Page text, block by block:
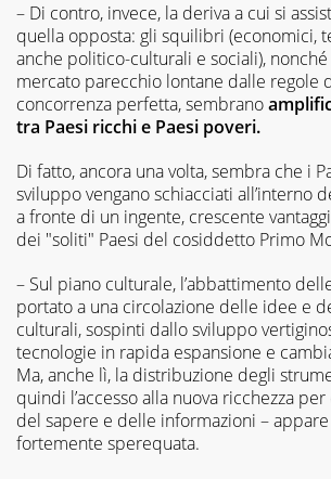
– Di contro, invece, la deriva a cui si
quella opposta: gli squilibri (economici,
anche politico-culturali e sociali),
mercato parecchio lontane dalle regole
concorrenza perfetta, sembrano
tra Paesi ricchi e Paesi poveri.
Di fatto, ancora una volta, sembra che i
sviluppo vengano schiacciati all’interno
a fronte di un ingente, crescente
dei "soliti" Paesi del cosiddetto Primo
– Sul piano culturale, l’abbattimento
portato a una circolazione delle idee e
culturali, sospinti dallo sviluppo
tecnologie in rapida espansione e
Ma, anche lì, la distribuzione degli
quindi l’accesso alla nuova ricchezza
del sapere e delle informazioni –
fortemente sperequata.